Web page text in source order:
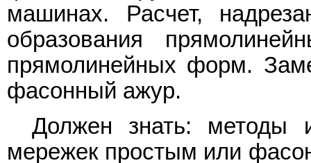
машинах. Расчет,
образования
прямолинейных форм.
фасонный ажур.
Должен знать: методы
мережек простым или